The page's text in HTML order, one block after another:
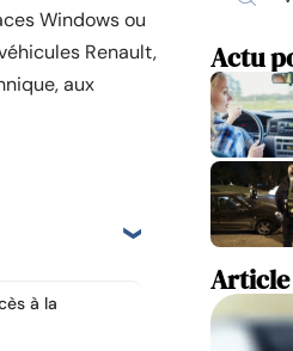
Windows ou
Renault,
aux
à la
Actu